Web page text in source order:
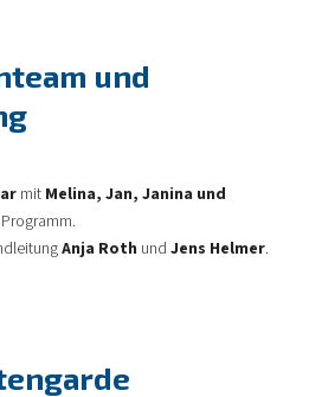
und
mit Melina, Jan, Janina und
Anja Roth und Jens Helmer.